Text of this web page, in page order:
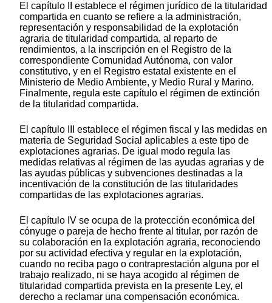
El capítulo II establece el régimen jurídico de la titularidad
compartida en cuanto se refiere a la administración,
representación y responsabilidad de la explotación
agraria de titularidad compartida, al reparto de
rendimientos, a la inscripción en el Registro de la
correspondiente Comunidad Autónoma, con valor
constitutivo, y en el Registro estatal existente en el
Ministerio de Medio Ambiente, y Medio Rural y Marino.
Finalmente, regula este capítulo el régimen de extinción
de la titularidad compartida.
El capítulo III establece el régimen fiscal y las medidas en
materia de Seguridad Social aplicables a este tipo de
explotaciones agrarias. De igual modo regula las
medidas relativas al régimen de las ayudas agrarias y de
las ayudas públicas y subvenciones destinadas a la
incentivación de la constitución de las titularidades
compartidas de las explotaciones agrarias.
El capítulo IV se ocupa de la protección económica del
cónyuge o pareja de hecho frente al titular, por razón de
su colaboración en la explotación agraria, reconociendo
por su actividad efectiva y regular en la explotación,
cuando no reciba pago o contraprestación alguna por el
trabajo realizado, ni se haya acogido al régimen de
titularidad compartida prevista en la presente Ley, el
derecho a reclamar una compensación económica.